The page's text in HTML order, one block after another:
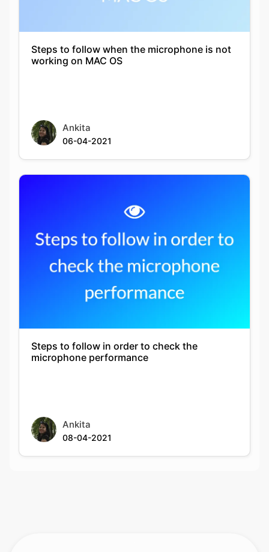
Steps to follow when the microphone is not
working on MAC OS
Ankita
06-04-2021
Steps to follow in order to check the
microphone performance
Ankita
08-04-2021